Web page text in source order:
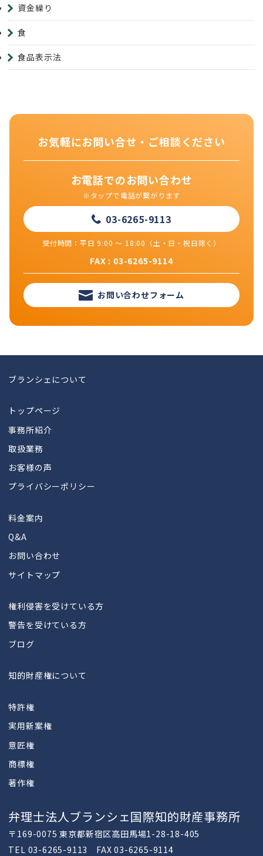
資金繰り
食
食品表示法
お気軽にお問い合せ・ご相談ください
お電話でのお問い合わせ
※タップで電話が繋がります
受付時間：平日 9:00 ～ 18:00（土・日・祝日除く）
03-6265-9113
FAX : 03-6265-9114
お問い合わせフォーム
ブランシェについて
トップページ
事務所紹介
取扱業務
お客様の声
プライバシーポリシー
料金案内
Q&A
お問い合わせ
サイトマップ
権利侵害を受けている方
警告を受けている方
ブログ
知的財産権について
特許権
実用新案権
意匠権
商標権
著作権
弁理士法人ブランシェ国際知的財産事務所
〒169-0075 東京都新宿区高田馬場1-28-18-405
TEL 03-6265-9113 FAX 03-6265-9114